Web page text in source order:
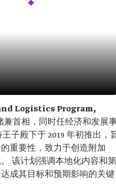
Logistics Program,
兼首相，同时任经济和发展
王子殿下于 2019 年初推出，
重要性，致力于创造附加
该计划强调本地化内容和第
成其目标和预期影响的关键